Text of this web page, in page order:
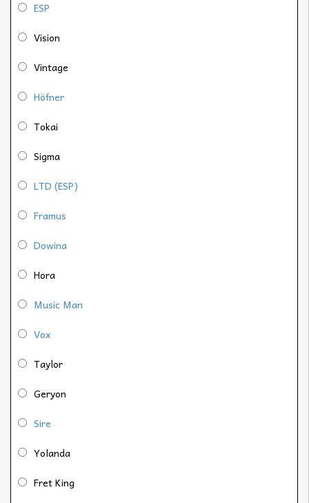
ESP
Vision
Vintage
Höfner
Tokai
Sigma
LTD (ESP)
Framus
Dowina
Hora
Music Man
Vox
Taylor
Geryon
Sire
Yolanda
Fret King